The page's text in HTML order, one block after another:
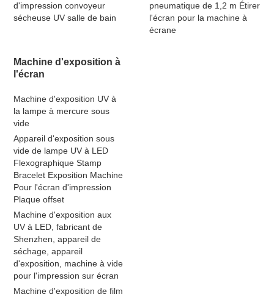
d'impression convoyeur
sécheuse UV salle de bain
pneumatique de 1,2 m Étirer
l'écran pour la machine à
écrane
Machine d'exposition à
l'écran
Machine d'exposition UV à
la lampe à mercure sous
vide
Appareil d'exposition sous
vide de lampe UV à LED
Flexographique Stamp
Bracelet Exposition Machine
Pour l'écran d'impression
Plaque offset
Machine d'exposition aux
UV à LED, fabricant de
Shenzhen, appareil de
séchage, appareil
d'exposition, machine à vide
pour l'impression sur écran
Machine d'exposition de film